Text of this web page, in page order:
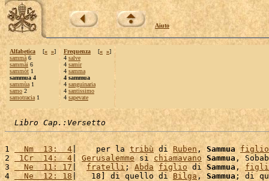
Aiuto
Alfabetica [« »]
sammà 6
sammài 6
sammòt 1
sammua 4
sammùa 1
samo 2
samotracia 1
Frequenza [« »]
4 salve
4 samir
4 samma
4 sammua
4 sanguinaria
4 santissimo
4 sapevate
Libro Cap.:Versetto
1
  Nm  13:  4
|    per la tribù di Ruben , Sammua
figlio
2
1Cr  14:  4 Gerusalemme si chiamavano Sammua ,
3
  Ne  11: 17
| fratelli ; Abda figlio di Sammua ,
4
  Ne  12: 18
|   18] di quello di Bilga , Sammua; di